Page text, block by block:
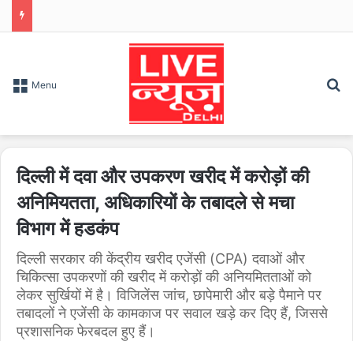
Menu
दिल्ली में दवा और उपकरण खरीद में करोड़ों की
अनिमियतता, अधिकारियों के तबादले से मचा
विभाग में हडकंप
दिल्ली सरकार की केंद्रीय खरीद एजेंसी (CPA) दवाओं और
चिकित्सा उपकरणों की खरीद में करोड़ों की अनियमितताओं को
लेकर सुर्खियों में है। विजिलेंस जांच, छापेमारी और बड़े पैमाने पर
तबादलों ने एजेंसी के कामकाज पर सवाल खड़े कर दिए हैं, जिससे
प्रशासनिक फेरबदल हुए हैं।